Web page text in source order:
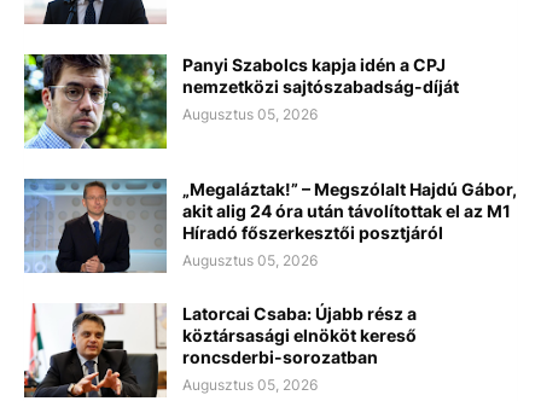
Panyi Szabolcs kapja idén a CPJ
nemzetközi sajtószabadság-díját
Augusztus 05, 2026
„Megaláztak!” – Megszólalt Hajdú Gábor,
akit alig 24 óra után távolítottak el az M1
Híradó főszerkesztői posztjáról
Augusztus 05, 2026
Latorcai Csaba: Újabb rész a
köztársasági elnököt kereső
roncsderbi-sorozatban
Augusztus 05, 2026